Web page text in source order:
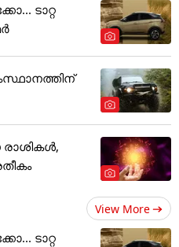
ടാറ്റ
View More
ടാറ്റ